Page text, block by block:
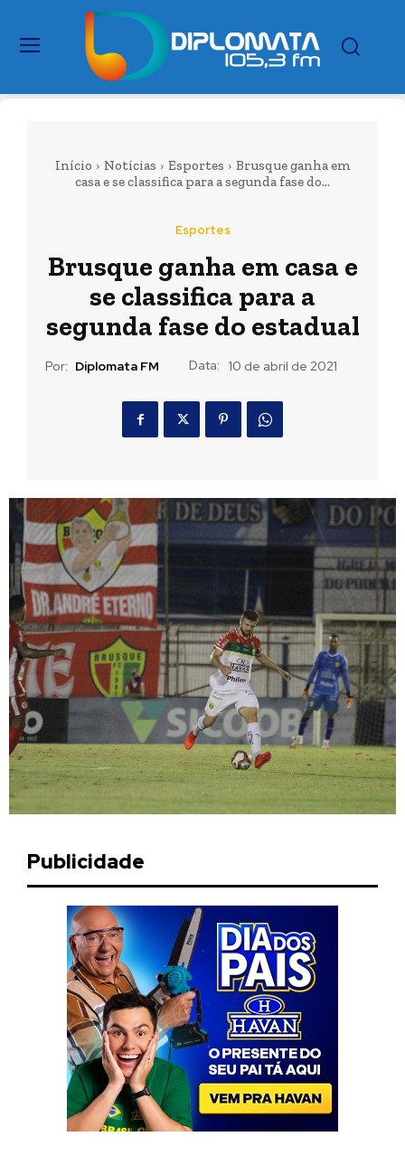
Início Notícias Esportes
Brusque ganha em
casa e se classifica para a segunda fase do...
Esportes
Brusque ganha em casa e
se classifica para a
segunda fase do estadual
Por: Diplomata FM Data: 10 de abril de 2021
Publicidade